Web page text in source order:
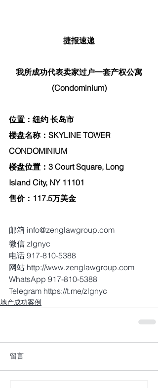
捷报速递
我所成功代表卖家过户一套产权公寓
(Condominium)
位置：纽约 长岛市
楼盘名称：SKYLINE TOWER
CONDOMINIUM
楼盘位置：3 Court Square, Long
Island City, NY 11101
售价：117.5万美金
邮箱 info@zenglawgroup.com
微信 zlgnyc
电话 917-810-5388
网站 http://www.zenglawgroup.com
WhatsApp 917-810-5388
Telegram https://t.me/zlgnyc
地产成功案例
留言